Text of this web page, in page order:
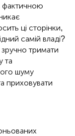
фактичною
ці сторінки,
самій владі?
тримати
та
шуму
приховувати